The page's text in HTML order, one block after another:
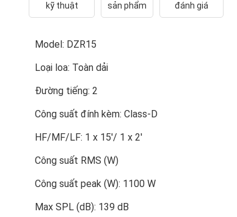
kỹ thuật
sản phẩm
đánh giá
Model: DZR15
Loại loa: Toàn dải
Đường tiếng: 2
Công suất đính kèm: Class-D
HF/MF/LF: 1 x 15'/ 1 x 2'
Công suất RMS (W)
Công suất peak (W): 1100 W
Max SPL (dB): 139 dB